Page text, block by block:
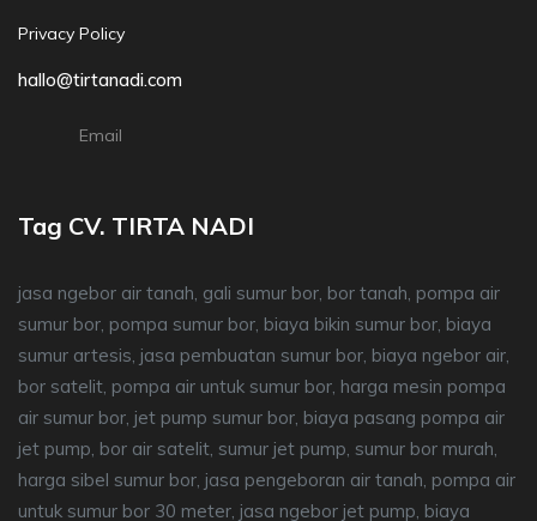
Privacy Policy
hallo@tirtanadi.com
Email
Tag CV. TIRTA NADI
jasa ngebor air tanah, gali sumur bor, bor tanah, pompa air
sumur bor, pompa sumur bor, biaya bikin sumur bor, biaya
sumur artesis, jasa pembuatan sumur bor, biaya ngebor air,
bor satelit, pompa air untuk sumur bor, harga mesin pompa
air sumur bor, jet pump sumur bor, biaya pasang pompa air
jet pump, bor air satelit, sumur jet pump, sumur bor murah,
harga sibel sumur bor, jasa pengeboran air tanah, pompa air
untuk sumur bor 30 meter, jasa ngebor jet pump, biaya